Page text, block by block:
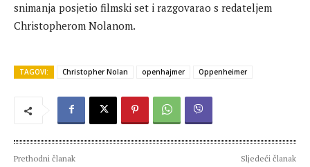
snimanja posjetio filmski set i razgovarao s redateljem
Christopherom Nolanom.
TAGOVI: Christopher Nolan openhajmer Oppenheimer
Prethodni članak Sljedeći članak